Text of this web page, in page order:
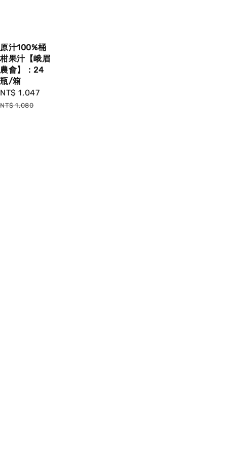
原汁100%桶
柑果汁【峨眉
農會】：24
瓶/箱
Sale
price
NT$ 1,047
NT$ 1,080